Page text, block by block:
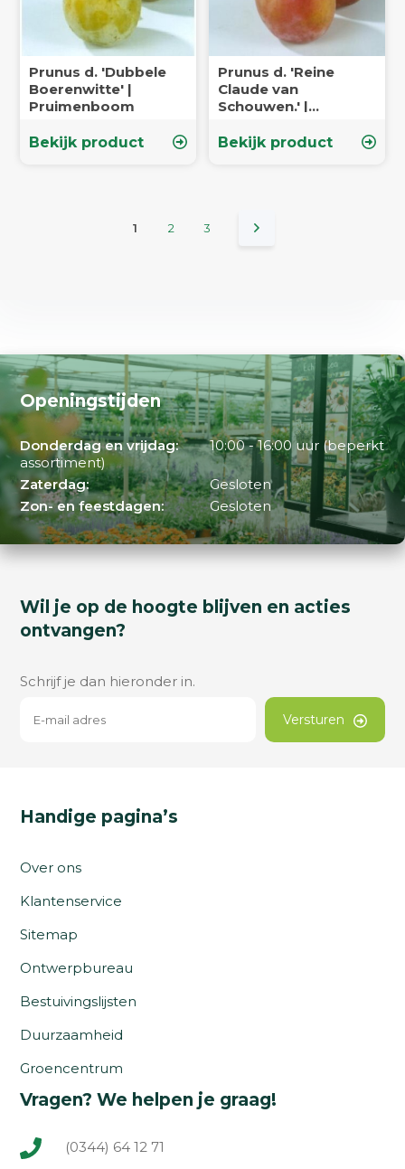
Prunus d. 'Dubbele
Boerenwitte' |
Pruimenboom
Bekijk product
Prunus d. 'Reine
Claude van
Schouwen.' |
Bekijk product
1 2 3
Openingstijden
Donderdag en vrijdag:
10:00 - 16:00 uur (beperkt
assortiment)
Zaterdag:
Gesloten
Zon- en feestdagen:
Gesloten
Wil je op de hoogte blijven en acties
ontvangen?
Schrijf je dan hieronder in.
Versturen
Handige pagina’s
Over ons
Klantenservice
Sitemap
Ontwerpbureau
Bestuivingslijsten
Duurzaamheid
Groencentrum
Vragen? We helpen je graag!
(0344) 64 12 71